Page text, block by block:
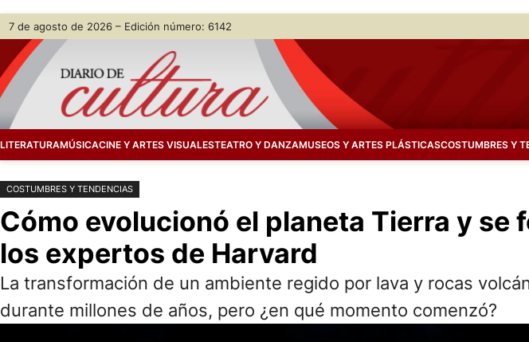
Saltar
contenido
Skip
content
7 de agosto de 2026 – Edición número: 6142
LITERATURAMÚSICACINE Y ARTES VISUALESTEATRO Y DANZAMUSEOS Y ARTES PLÁSTICASCOSTUMBRES Y
COSTUMBRES Y TENDENCIAS
Cómo evolucionó el planeta Tierra y
los expertos de Harvard
La transformación de un ambiente regido por lava y rocas
durante millones de años, pero ¿en qué momento comenzó?